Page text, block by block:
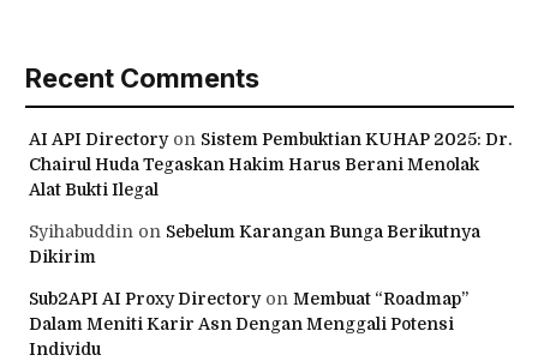
Recent Comments
AI API Directoryon Sistem Pembuktian KUHAP 2025: Dr.
Chairul Huda Tegaskan Hakim Harus Berani Menolak
Alat Bukti Ilegal
Syihabuddin on Sebelum Karangan Bunga Berikutnya
Dikirim
Sub2API AI Proxy Directoryon Membuat “Roadmap”
Dalam Meniti Karir Asn Dengan Menggali Potensi
Individu